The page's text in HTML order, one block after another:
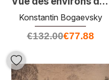
Konstantin Bogaevsky
€132.00€77.88